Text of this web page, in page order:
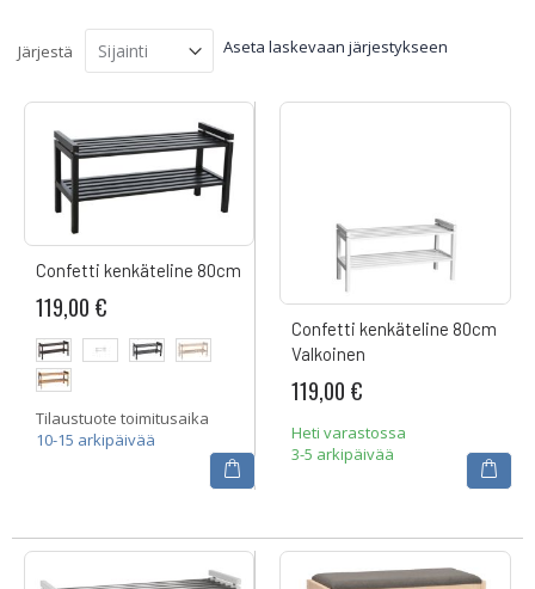
Järjestä Aseta laskevaan järjestykseen
Confetti kenkäteline 80cm
119,00 €
Tilaustuote toimitusaika
10-15 arkipäivää
Confetti kenkäteline 80cm
Valkoinen
119,00 €
Heti varastossa
3-5 arkipäivää